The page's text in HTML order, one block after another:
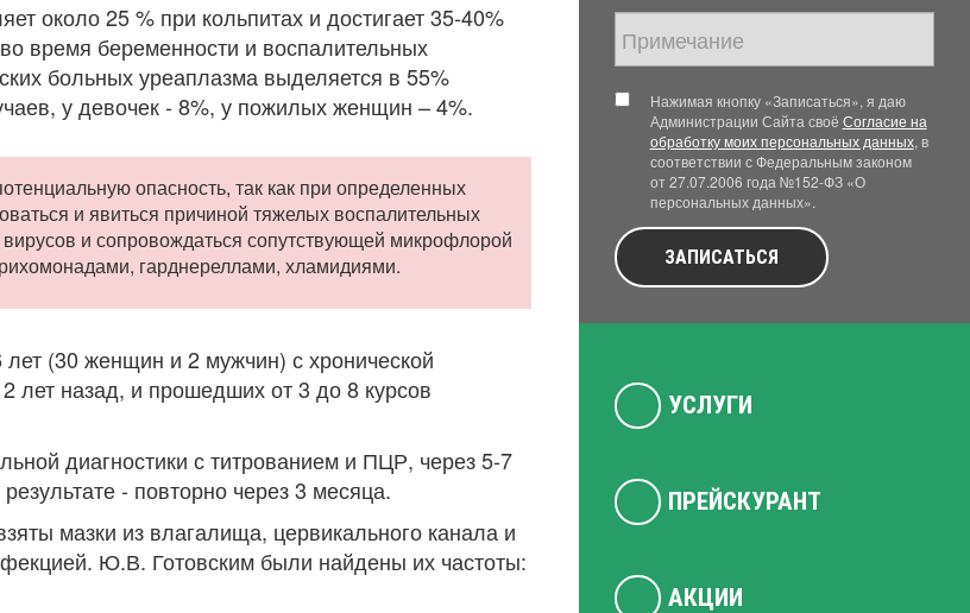
около 25 % при кольпитах и достигает 35-40%
время беременности и воспалительных
больных уреаплазма выделяется в 55%
у девочек - 8%, у пожилых женщин – 4%.
опасность, так как при определенных
и явиться причиной тяжелых воспалительных
и сопровождаться сопутствующей микрофлорой
гарднереллами, хламидиями.
(30 женщин и 2 мужчин) с хронической
назад, и прошедших от 3 до 8 курсов
диагностики с титрованием и ПЦР, через 5-7
- повторно через 3 месяца.
мазки из влагалища, цервикального канала и
Ю.В. Готовским были найдены их частоты:
Нажимая кнопку «Записаться», я даю
Администрации Сайта своё Согласие на
обработку моих персональных данных, в
соответствии с Федеральным законом
от 27.07.2006 года №152-ФЗ «О
персональных данных».
ЗАПИСАТЬСЯ
УСЛУГИ
ПРЕЙСКУРАНТ
АКЦИИ